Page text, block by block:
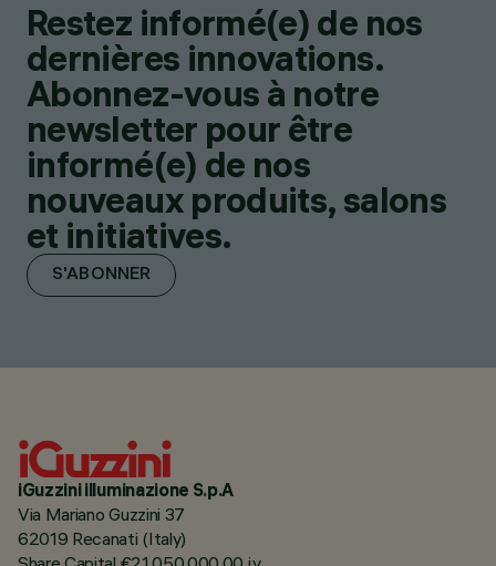
Restez informé(e) de nos
dernières innovations.
Abonnez-vous à notre
newsletter pour être
informé(e) de nos
nouveaux produits, salons
et initiatives.
S'ABONNER
iGuzzini illuminazione S.p.A
Via Mariano Guzzini 37
62019 Recanati (Italy)